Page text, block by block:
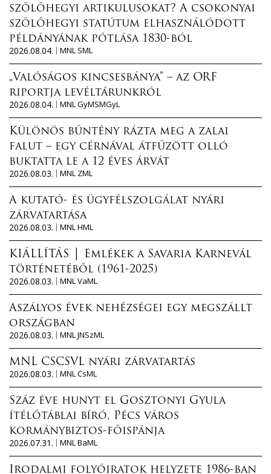
szőlőhegyi artikulusokat? A csokonyai
szőlőhegyi statútum elhasználódott
példányának pótlása 1830-ból
2026.08.04.
MNL SML
„Valóságos kincsesbánya” – az ORF
riportja levéltárunkról
2026.08.04.
MNL GyMSMGyL
Különös bűntény rázta meg a zalai
falut – egy cérnával átfűzött olló
buktatta le a 12 éves árvát
2026.08.03.
MNL ZML
A kutató- és ügyfélszolgálat nyári
zárvatartása
2026.08.03.
MNL HML
KIÁLLÍTÁS │ Emlékek a Savaria Karnevál
történetéből (1961-2025)
2026.08.03.
MNL VaML
Aszályos évek nehézségei egy megszállt
országban
2026.08.03.
MNL JNSzML
MNL CSCSVL nyári zárvatartás
2026.08.03.
MNL CsML
Száz éve hunyt el Gosztonyi Gyula
ítélőtáblai bíró, Pécs város
kormánybiztos-főispánja
2026.07.31.
MNL BaML
Irodalmi folyóiratok helyzete 1986-ban